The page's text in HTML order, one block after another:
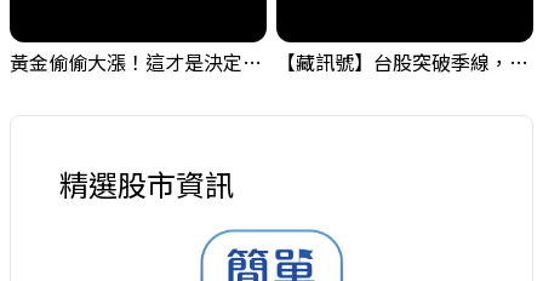
黃金偷偷大漲！這才是決定台股生死的「真風向球」！｜Mr.Jimmy高志銘 #黃金 #美元指數 #聯準會 【藏訊號】台股突破季線，週一我提醒了這個關鍵訊號
精選股市資訊